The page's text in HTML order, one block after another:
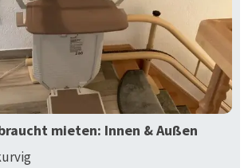
mieten: Innen & Außen